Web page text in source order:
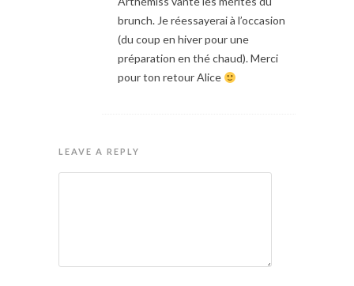
brunch. Je réessayerai à l’occasion
(du coup en hiver pour une
préparation en thé chaud). Merci
pour ton retour Alice
LEAVE A REPLY